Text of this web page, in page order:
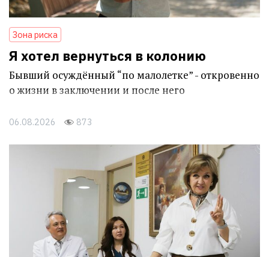
Зона риска
Я хотел вернуться в колонию
Бывший осуждённый “по малолетке” - откровенно
о жизни в заключении и после него
06.08.2026 873